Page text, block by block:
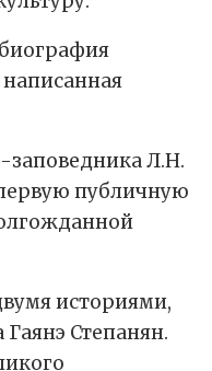
заповедника Л.Н.
публичную
историями,
Степанян.